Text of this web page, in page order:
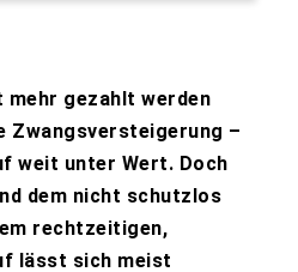
mehr gezahlt werden
Zwangsversteigerung –
weit unter Wert. Doch
dem nicht schutzlos
rechtzeitigen,
lässt sich meist